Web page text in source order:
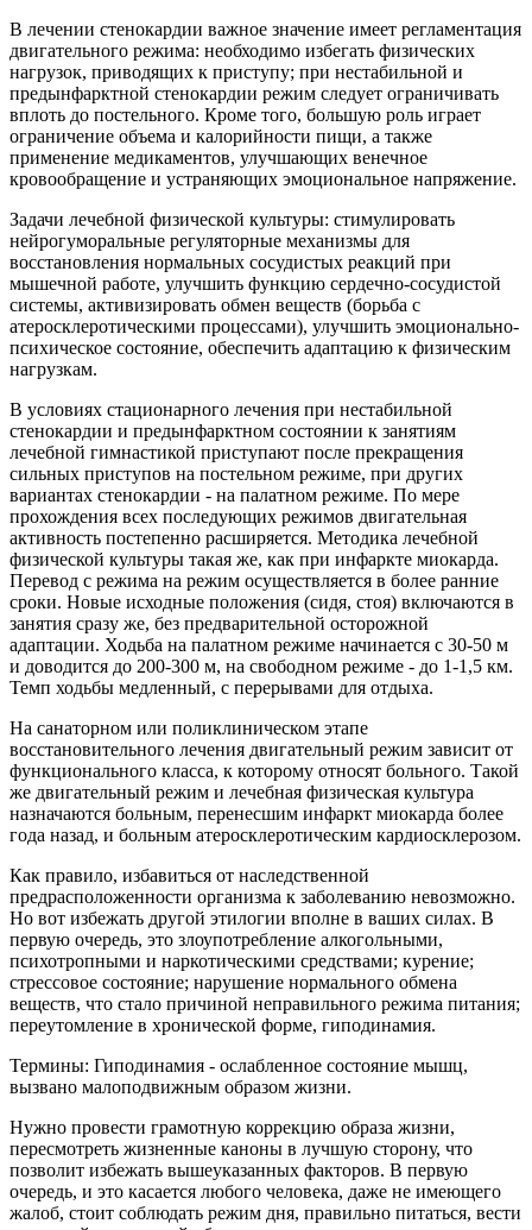
В лечении стенокардии важное значение имеет регламентация
двигательного режима: необходимо избегать физических
нагрузок, приводящих к приступу; при нестабильной и
предынфарктной стенокардии режим следует ограничивать
вплоть до постельного. Кроме того, большую роль играет
ограничение объема и калорийности пищи, а также
применение медикаментов, улучшающих венечное
кровообращение и устраняющих эмоциональное напряжение.
Задачи лечебной физической культуры: стимулировать
нейрогуморальные регуляторные механизмы для
восстановления нормальных сосудистых реакций при
мышечной работе, улучшить функцию сердечно-сосудистой
системы, активизировать обмен веществ (борьба с
атеросклеротическими процессами), улучшить эмоционально-
психическое состояние, обеспечить адаптацию к физическим
нагрузкам.
В условиях стационарного лечения при нестабильной
стенокардии и предынфарктном состоянии к занятиям
лечебной гимнастикой приступают после прекращения
сильных приступов на постельном режиме, при других
вариантах стенокардии - на палатном режиме. По мере
прохождения всех последующих режимов двигательная
активность постепенно расширяется. Методика лечебной
физической культуры такая же, как при инфаркте миокарда.
Перевод с режима на режим осуществляется в более ранние
сроки. Новые исходные положения (сидя, стоя) включаются в
занятия сразу же, без предварительной осторожной
адаптации. Ходьба на палатном режиме начинается с 30-50 м
и доводится до 200-300 м, на свободном режиме - до 1-1,5 км.
Темп ходьбы медленный, с перерывами для отдыха.
На санаторном или поликлиническом этапе
восстановительного лечения двигательный режим зависит от
функционального класса, к которому относят больного. Такой
же двигательный режим и лечебная физическая культура
назначаются больным, перенесшим инфаркт миокарда более
года назад, и больным атеросклеротическим кардиосклерозом.
Как правило, избавиться от наследственной
предрасположенности организма к заболеванию невозможно.
Но вот избежать другой этилогии вполне в ваших силах. В
первую очередь, это злоупотребление алкогольными,
психотропными и наркотическими средствами; курение;
стрессовое состояние; нарушение нормального обмена
веществ, что стало причиной неправильного режима питания;
переутомление в хронической форме, гиподинамия.
Термины: Гиподинамия - ослабленное состояние мышц,
вызвано малоподвижным образом жизни.
Нужно провести грамотную коррекцию образа жизни,
пересмотреть жизненные каноны в лучшую сторону, что
позволит избежать вышеуказанных факторов. В первую
очередь, и это касается любого человека, даже не имеющего
жалоб, стоит соблюдать режим дня, правильно питаться, вести